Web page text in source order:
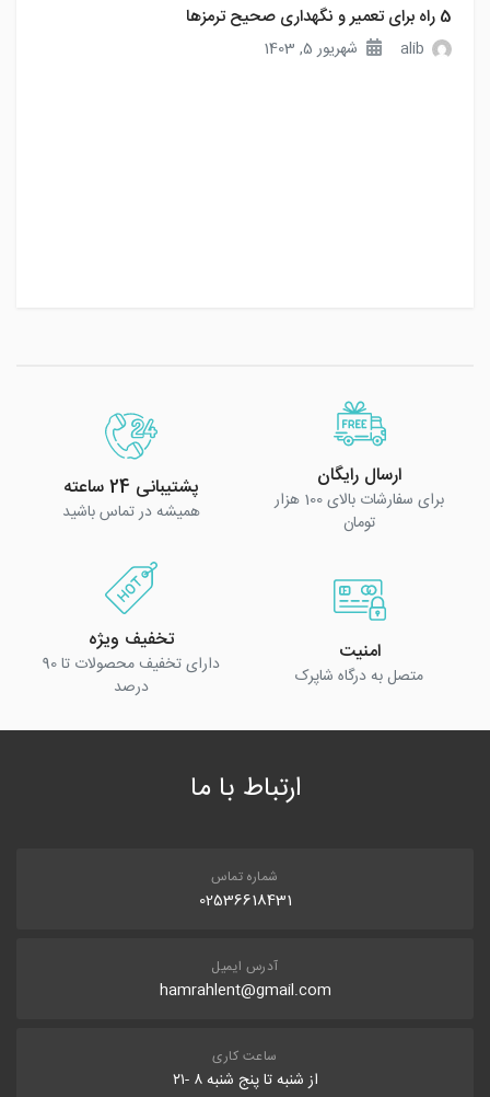
5 راه برای تعمیر و نگهداری صحیح ترمزها
alib شهریور 5, 1403
ارسال رایگان
برای سفارشات بالای 100 هزار
تومان
پشتیبانی 24 ساعته
همیشه در تماس باشید
امنیت
متصل به درگاه شاپرک
تخفیف ویژه
دارای تخفیف محصولات تا 90
درصد
ارتباط با ما
شماره تماس
02536618431
آدرس ایمیل
hamrahlent@gmail.com
ساعت کاری
از شنبه تا پنج شنبه ۸ -۲۱